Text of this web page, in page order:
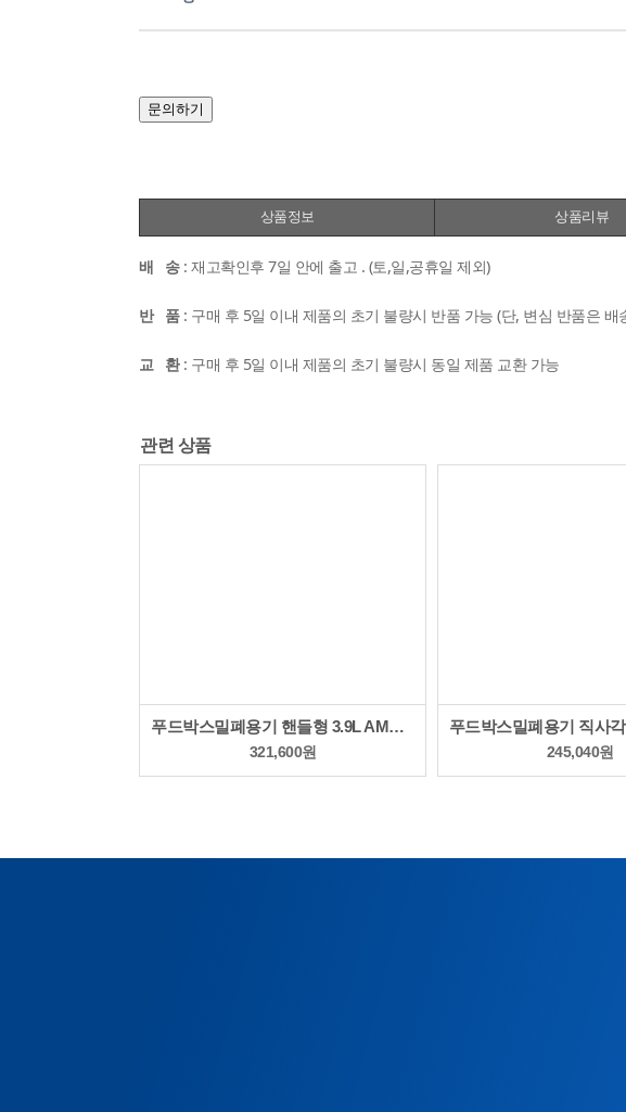
문의하기
상품정보 상품리뷰
배 송: 재고확인후 7일 안에 출고 . (토,일,공휴일 제외)
반 품: 구매 후 5일 이내 제품의 초기 불량시 반품 가능 (단, 변심 반품은 배
교 환: 구매 후 5일 이내 제품의 초기 불량시 동일 제품 교환 가능
관련 상품
푸드박스밀폐용기 핸들형 3.9L AMLH-572F
321,600원 245,040원